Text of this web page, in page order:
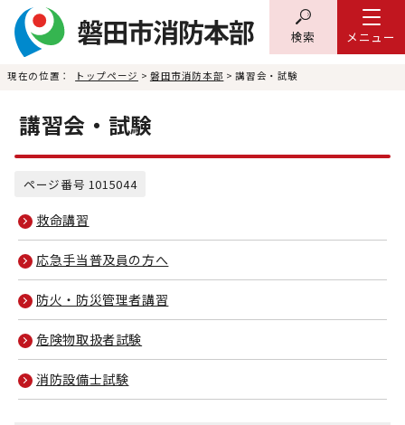
メニュー
検索
現在の位置： トップページ > 磐田市消防本部 > 講習会・試験
講習会・試験
ページ番号 1015044
救命講習
応急手当普及員の方へ
防火・防災管理者講習
危険物取扱者試験
消防設備士試験